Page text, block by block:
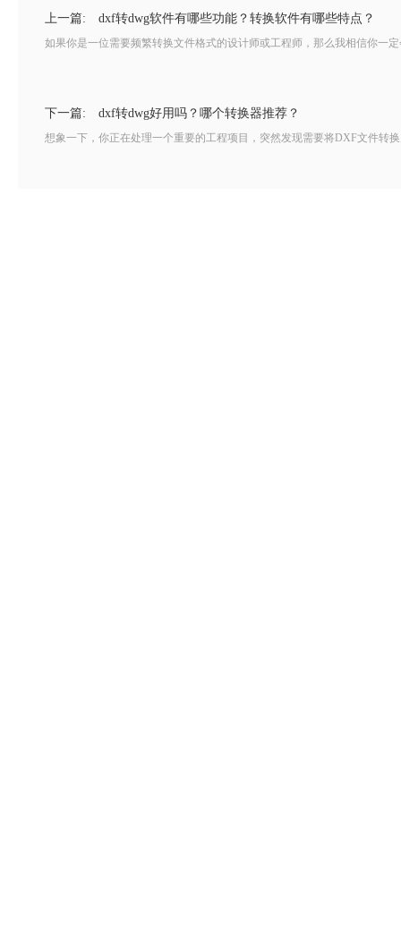
上一篇: dxf转dwg软件有哪些功能？转换软件有哪些特点？
如果你是一位需要频繁转换文件格式的设计师或工程师，那么我相信你一
下一篇: dxf转dwg好用吗？哪个转换器推荐？
想象一下，你正在处理一个重要的工程项目，突然发现需要将DXF文件转